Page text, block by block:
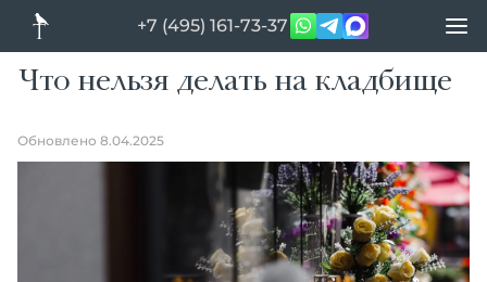
+7 (495) 161-73-37
Что нельзя делать на кладбище
Обновлено 8.04.2025